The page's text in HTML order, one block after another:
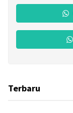
Terbaru